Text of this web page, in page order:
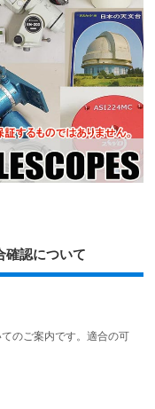
確認について
のご案内です。適合の可